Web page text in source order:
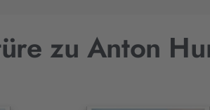
zu Anton